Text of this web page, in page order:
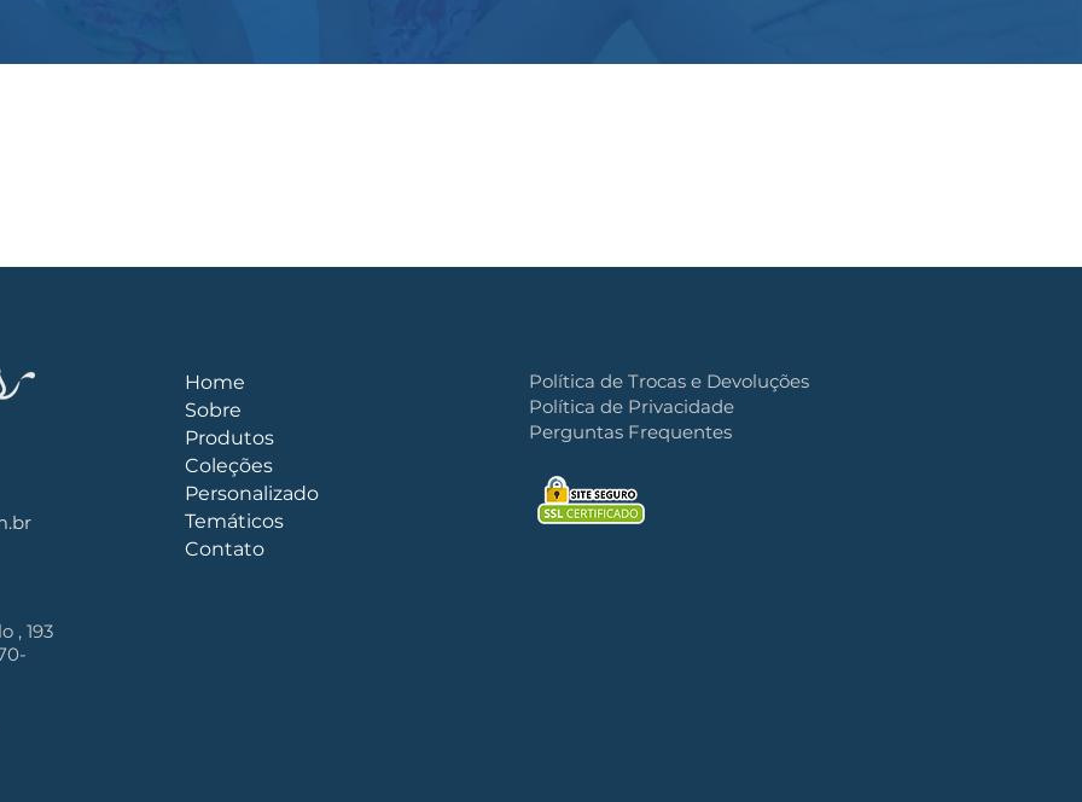
r
Home
Sobre
Produtos
Coleções
Personalizado
Temáticos
Contato
Política de Trocas e Devoluções
Política de Privacidade
Perguntas Frequentes
, 193